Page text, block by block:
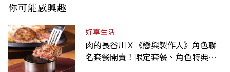
你可能感興趣
好享生活
肉的長谷川Ｘ《戀與製作人》角色聯
名套餐開賣！限定套餐、角色特典、